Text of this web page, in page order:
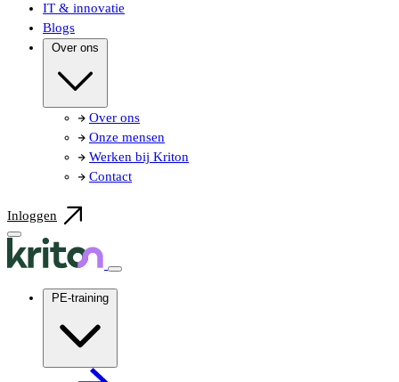
IT & innovatie
Blogs
Over ons
Over ons
Onze mensen
Werken bij Kriton
Contact
Inloggen
PE-training